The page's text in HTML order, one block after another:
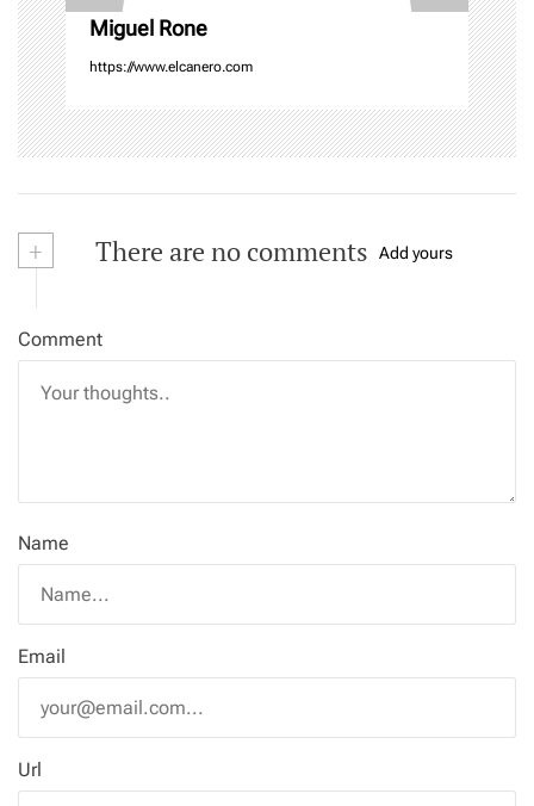
Miguel Rone
https://www.elcanero.com
+ There are no comments Add yours
Comment
Name
Email
Url